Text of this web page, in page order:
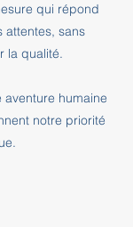
qui répond
attentes, sans
la qualité.
humaine
notre priorité